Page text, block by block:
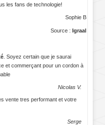
les fans de technologie!
Sophie B
Source : Igraal
. Soyez certain que je saurai
et commerçant pour un cordon à
Nicolas V.
vente tres performant et votre
Serge